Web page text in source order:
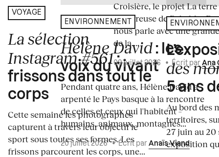
VOYAGE
La sélection
Instagram #561:
frissons dans tout le
corps
Cette semaine les photographes
capturent à travers leur objectif le
sport sous toutes ses formes. Les
frissons parcourent les corps, une...
ENVIRONNEMENT
Hélène David : les
voix du vivant
Pendant quatre ans, Hélène David a
arpenté le Pays basque à la rencontre
de celles et ceux qui l'habitent –
humains, animaux, montagnes...
20 juillet 2026•Écrit par Anaïs Viand
Croisière, le projet La terre
amoureuse de Rebekka
nous parle avec une
de la...
09 juillet 2026 • Écrit par Ana
des
5 ans
Au bord des
territoires,
27 juin au 20
exposition